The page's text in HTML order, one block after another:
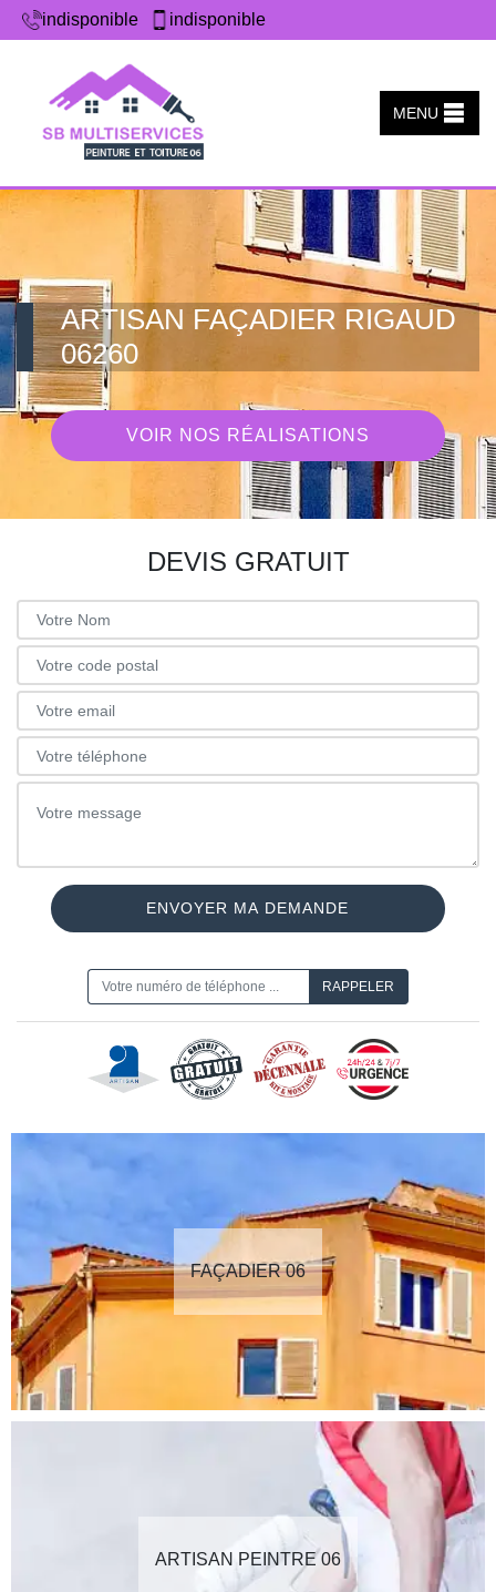
indisponible indisponible
MENU
ARTISAN FAÇADIER RIGAUD
06260
VOIR NOS RÉALISATIONS
DEVIS GRATUIT
FAÇADIER 06
ARTISAN PEINTRE 06